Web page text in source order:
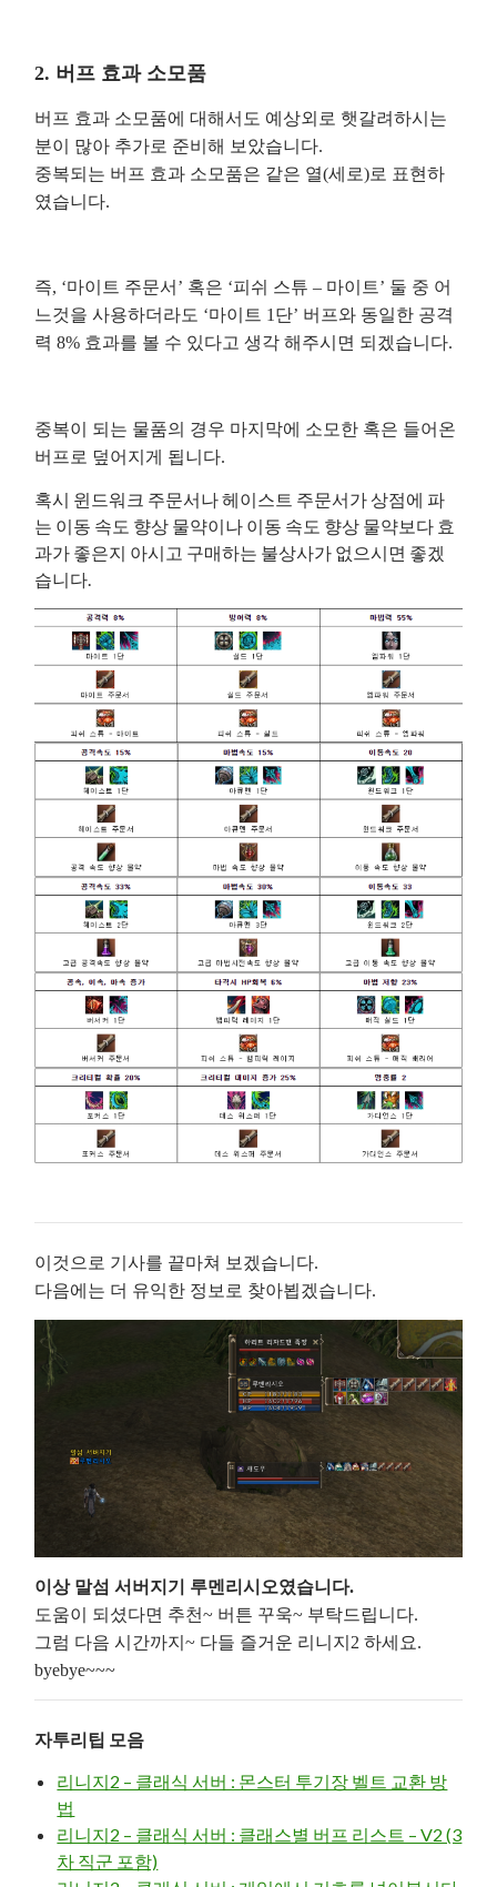
2. 버프 효과 소모품
버프 효과 소모품에 대해서도 예상외로 햇갈려하시는
분이 많아 추가로 준비해 보았습니다.
중복되는 버프 효과 소모품은 같은 열(세로)로 표현하
였습니다.
즉, ‘마이트 주문서’ 혹은 ‘피쉬 스튜 – 마이트’ 둘 중 어
느것을 사용하더라도 ‘마이트 1단’ 버프와 동일한 공격
력 8% 효과를 볼 수 있다고 생각 해주시면 되겠습니다.
중복이 되는 물품의 경우 마지막에 소모한 혹은 들어온
버프로 덮어지게 됩니다.
혹시 윈드워크 주문서나 헤이스트 주문서가 상점에 파
는 이동 속도 향상 물약이나 이동 속도 향상 물약보다 효
과가 좋은지 아시고 구매하는 불상사가 없으시면 좋겠
습니다.
이것으로 기사를 끝마쳐 보겠습니다.
다음에는 더 유익한 정보로 찾아뵙겠습니다.
이상 말섬 서버지기 루멘리시오였습니다.
도움이 되셨다면 추천~ 버튼 꾸욱~ 부탁드립니다.
그럼 다음 시간까지~ 다들 즐거운 리니지2 하세요.
byebye~~~
자투리팁 모음
리니지2 – 클래식 서버 : 몬스터 투기장 벨트 교환 방
법
리니지2 – 클래식 서버 : 클래스별 버프 리스트 – V2 (3
차 직군 포함)